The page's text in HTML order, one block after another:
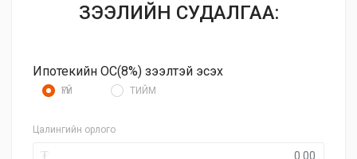
ЗЭЭЛИЙН СУДАЛГАА:
Ипотекийн ОС(8%) зээлтэй эсэх
ҮГҮЙ ТИЙМ
Цалингийн орлого
₮